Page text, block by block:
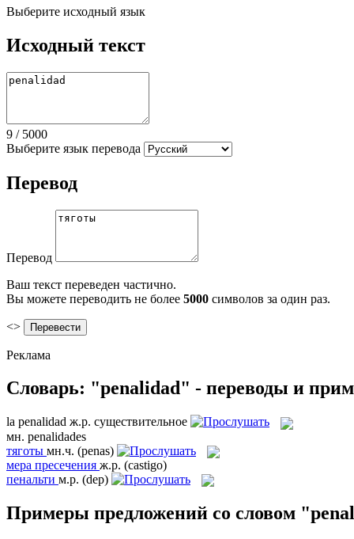
Выберите исходный язык
Исходный текст
9 / 5000
Выберите язык перевода
Перевод
Перевод
Ваш текст переведен частично.
Вы можете переводить не более 5000 символов за один раз.
<>
Реклама
Словарь: "penalidad" - переводы и
la penalidad ж.р. существительное
мн. penalidades
тяготы мн.ч. (penas)
мера пресечения ж.р. (castigo)
пенальти м.р. (dep)
Примеры предложений со словом